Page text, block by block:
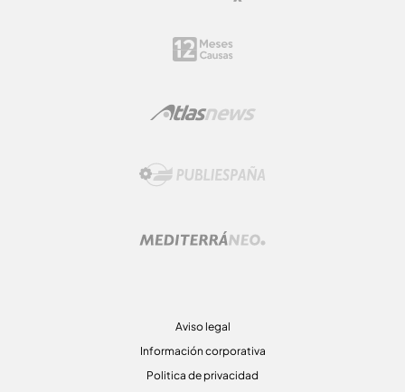
Aviso legal
Información corporativa
Politica de privacidad